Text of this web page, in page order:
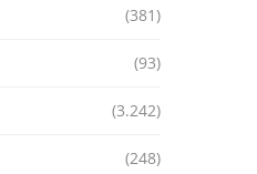
(381)
(93)
(3.242)
(248)